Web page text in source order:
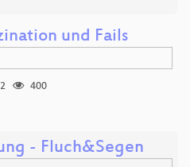
und Fails
400
- Fluch&Segen